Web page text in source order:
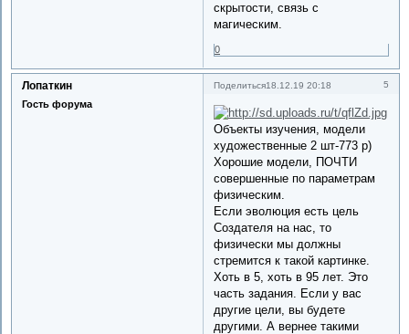
скрытости, связь с
магическим.
0
Поделиться 5
18.12.19 20:18
Лопаткин
Гость форума
Объекты изучения, модели
художественные 2 шт-773 р)
Хорошие модели, ПОЧТИ
совершенные по параметрам
физическим.
Если эволюция есть цель
Создателя на нас, то
физически мы должны
стремится к такой картинке.
Хоть в 5, хоть в 95 лет. Это
часть задания. Если у вас
другие цели, вы будете
другими. А вернее такими